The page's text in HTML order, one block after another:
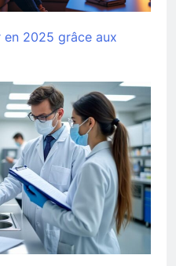
en 2025 grâce aux